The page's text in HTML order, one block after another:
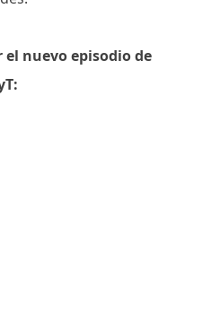
nuevo episodio de